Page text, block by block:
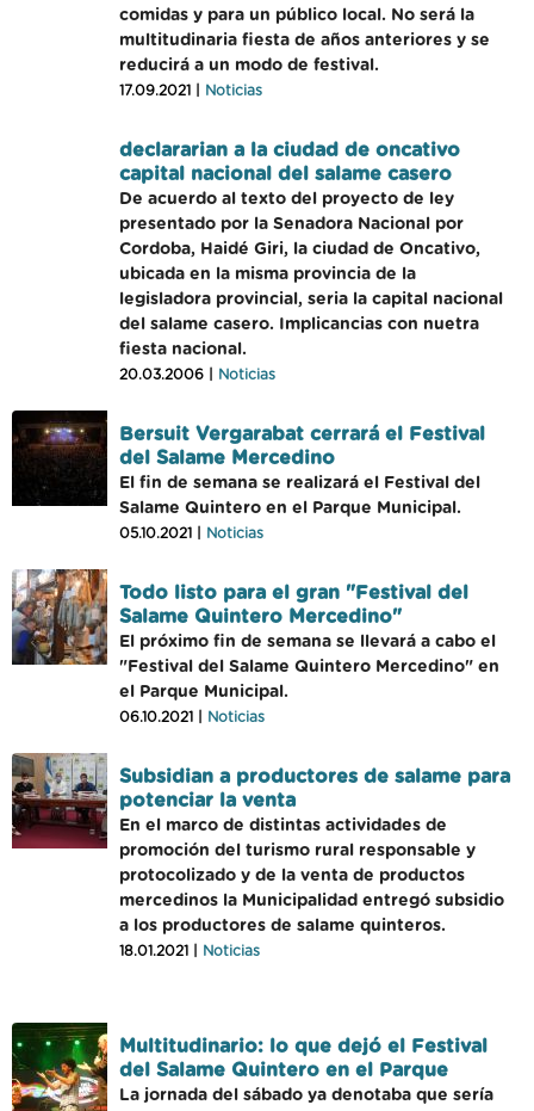
comidas y para un público local. No será la
multitudinaria fiesta de años anteriores y se
reducirá a un modo de festival.
17.09.2021 | Noticias
declararian a la ciudad de oncativo
capital nacional del salame casero
De acuerdo al texto del proyecto de ley
presentado por la Senadora Nacional por
Cordoba, Haidé Giri, la ciudad de Oncativo,
ubicada en la misma provincia de la
legisladora provincial, seria la capital nacional
del salame casero. Implicancias con nuetra
fiesta nacional.
20.03.2006 | Noticias
Bersuit Vergarabat cerrará el Festival
del Salame Mercedino
El fin de semana se realizará el Festival del
Salame Quintero en el Parque Municipal.
05.10.2021 | Noticias
Todo listo para el gran "Festival del
Salame Quintero Mercedino"
El próximo fin de semana se llevará a cabo el
"Festival del Salame Quintero Mercedino" en
el Parque Municipal.
06.10.2021 | Noticias
Subsidian a productores de salame para
potenciar la venta
En el marco de distintas actividades de
promoción del turismo rural responsable y
protocolizado y de la venta de productos
mercedinos la Municipalidad entregó subsidio
a los productores de salame quinteros.
18.01.2021 | Noticias
Multitudinario: lo que dejó el Festival
del Salame Quintero en el Parque
La jornada del sábado ya denotaba que sería